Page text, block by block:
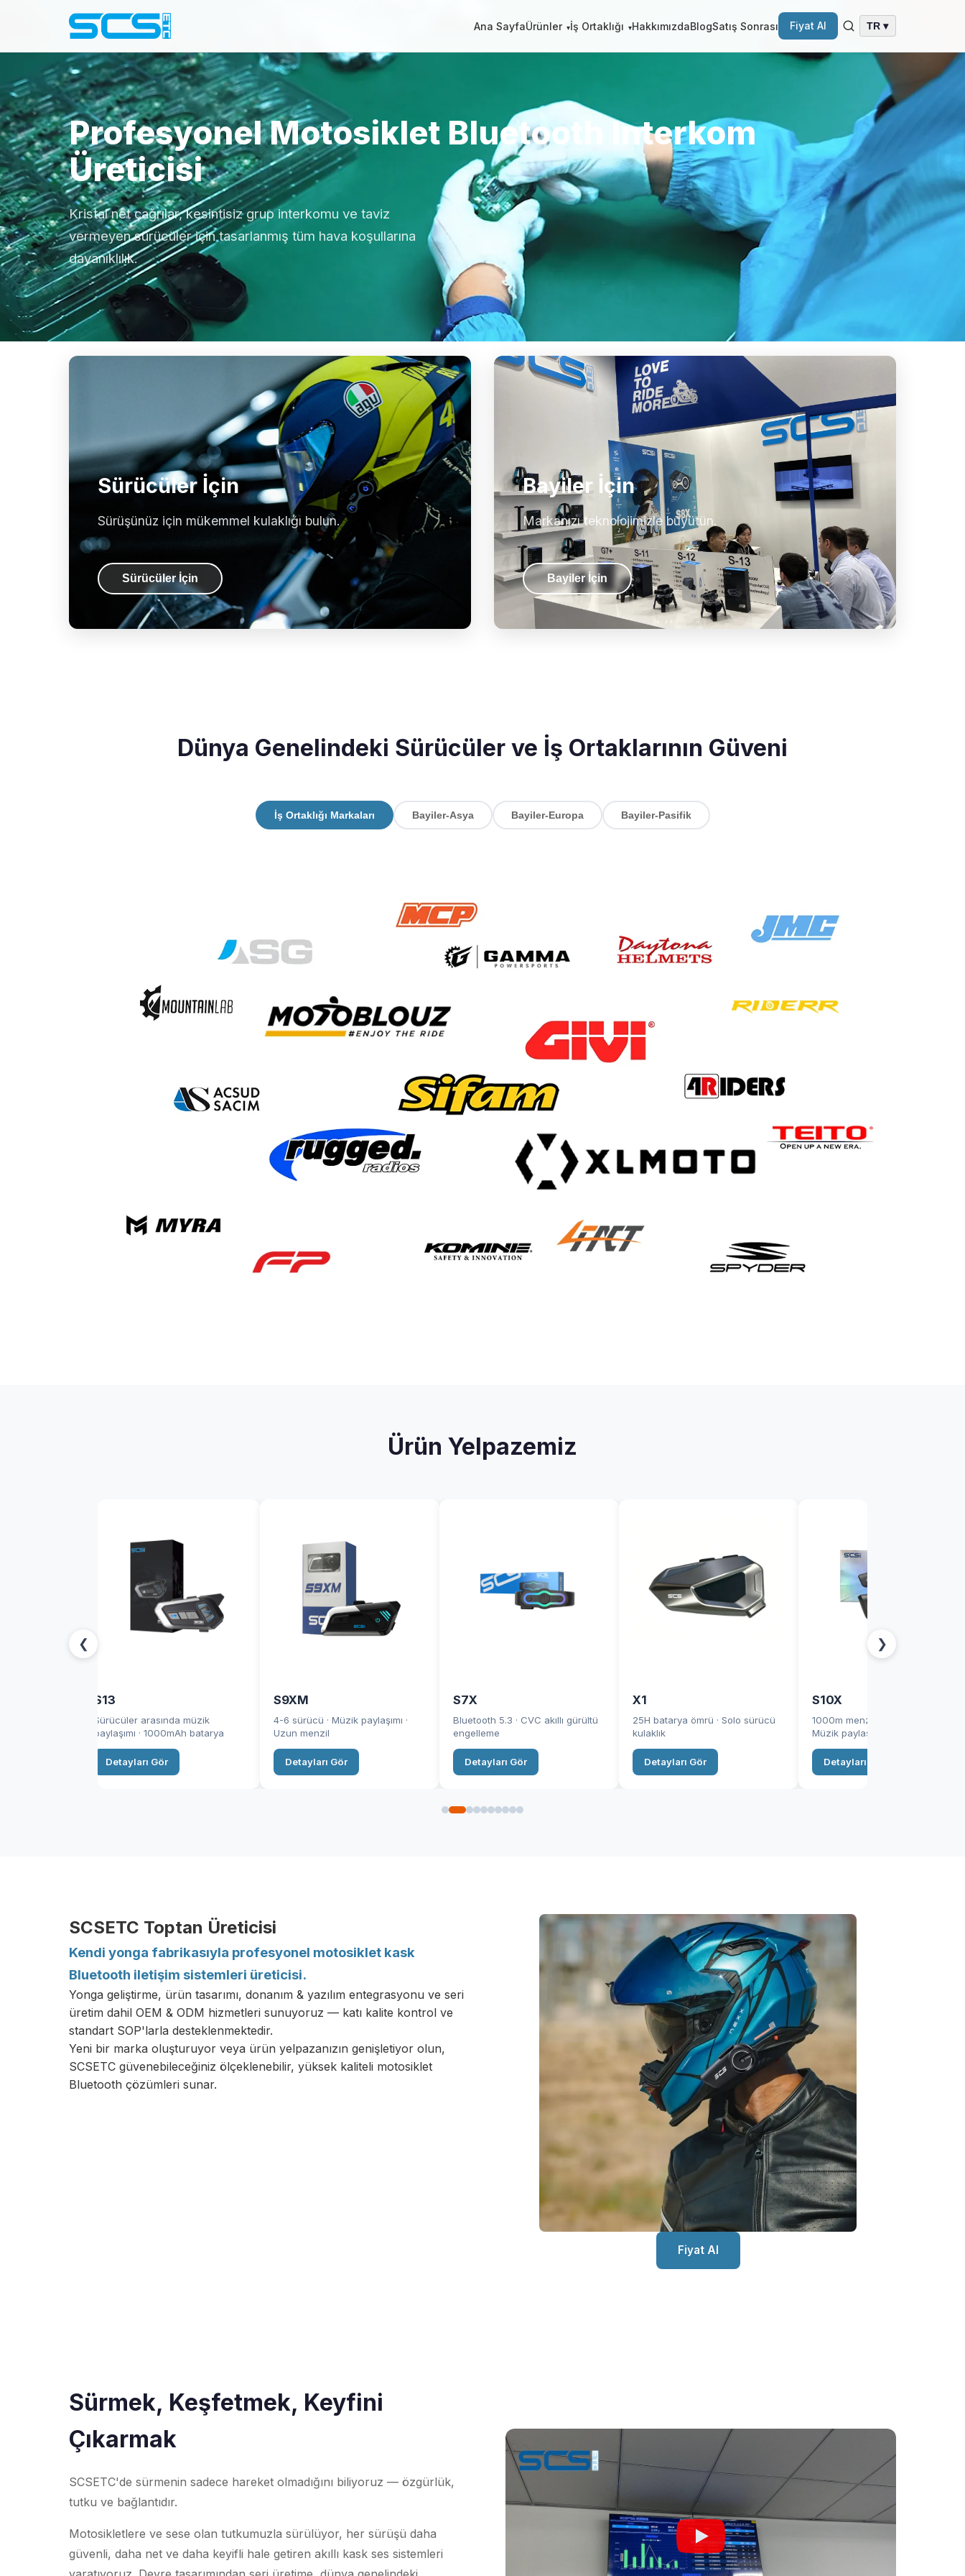
Ana SayfaÜrünler İş Ortaklığı HakkımızdaBlogSatış Sonrası Fiyat Al TR ▾
Profesyonel Motosiklet Bluetooth Interkom
Üreticisi
Kristal net çağrılar, kesintisiz grup interkomu ve taviz
vermeyen sürücüler için tasarlanmış tüm hava koşullarına
dayanıklılık.
Sürücüler İçin
Sürüşünüz için mükemmel kulaklığı bulun.
Sürücüler İçin
Bayiler İçin
Markanızı teknolojimizle büyütün.
Bayiler İçin
Dünya Genelindeki Sürücüler ve İş Ortaklarının Güveni
İş Ortaklığı Markaları Bayiler-Asya Bayiler-Europa Bayiler-Pasifik
Ürün Yelpazemiz
❮
S13
Sürücüler arasında müzik
paylaşımı · 1000mAh batarya
Detayları Gör
S9XM
4-6 sürücü · Müzik paylaşımı ·
Uzun menzil
Detayları Gör
S7X
Bluetooth 5.3 · CVC akıllı gürültü
engelleme
Detayları Gör
X1
25H batarya ömrü · Solo sürücü
kulaklık
Detayları Gör
S10X
1000m menzil · 35H müzik ·
Müzik paylaşımı
Detayları Gör
❯
SCSETC Toptan Üreticisi
Kendi yonga fabrikasıyla profesyonel motosiklet kask
Bluetooth iletişim sistemleri üreticisi.
Yonga geliştirme, ürün tasarımı, donanım & yazılım entegrasyonu ve seri
üretim dahil OEM & ODM hizmetleri sunuyoruz — katı kalite kontrol ve
standart SOP'larla desteklenmektedir.
Yeni bir marka oluşturuyor veya ürün yelpazanızın genişletiyor olun,
SCSETC güvenebileceğiniz ölçeklenebilir, yüksek kaliteli motosiklet
Bluetooth çözümleri sunar.
Fiyat Al
Sürmek, Keşfetmek, Keyfini
Çıkarmak
SCSETC'de sürmenin sadece hareket olmadığını biliyoruz — özgürlük,
tutku ve bağlantıdır.
Motosikletlere ve sese olan tutkumuzla sürülüyor, her sürüşü daha
güvenli, daha net ve daha keyifli hale getiren akıllı kask ses sistemleri